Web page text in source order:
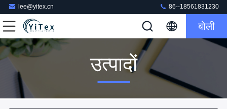
lee@yitex.cn 86--18561831230
बोली
उत्पादों